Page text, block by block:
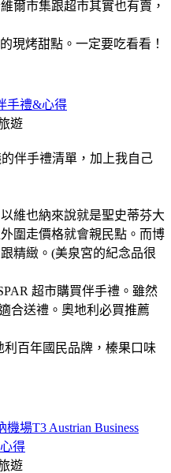
爾市集跟超市其實也有賣，
現烤甜點。一定要吃看看！
手禮&心得
遊
伴手禮清單，加上我自己
維也納來說就是聖史蒂芬大
圍走價格就會親民點。而博
精緻。(美泉宮的紀念品很
超市購買伴手禮。雖然
合送禮。奧地利必買推薦
利百年國民品牌，榛果口味
場T3 Austrian Business
得
遊